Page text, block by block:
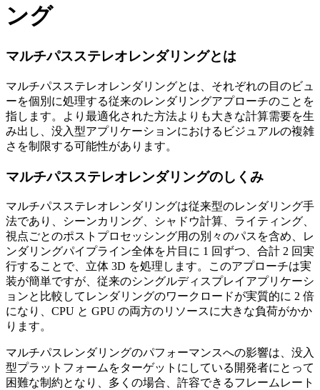
ング
マルチパスステレオレンダリングとは
マルチパスステレオレンダリングとは、それぞれの目のビュ
ーを個別に処理する従来のレンダリングアプローチのことを
指します。より最適化された方法よりも大きな計算需要を生
み出し、没入型アプリケーションにおけるビジュアルの複雑
さを制限する可能性があります。
マルチパスステレオレンダリングのしくみ
マルチパスステレオレンダリングは従来型のレンダリング手
法であり、シーンカリング、シャドウ計算、ライティング、
視点ごとのポストプロセッシング用の別々のパスを含め、レ
ンダリングパイプライン全体を片目に 1 回ずつ、合計 2 回実
行することで、立体 3D を処理します。このアプローチは実
装が簡単ですが、従来のシングルディスプレイアプリケーシ
ョンと比較してレンダリングのワークロードが実質的に 2 倍
になり、CPU と GPU の両方のリソースに大きな負荷がかか
ります。
マルチパスレンダリングのパフォーマンスへの影響は、没入
型プラットフォームをターゲットにしている開発者にとって
困難な制約となり、多くの場合、許容できるフレームレート